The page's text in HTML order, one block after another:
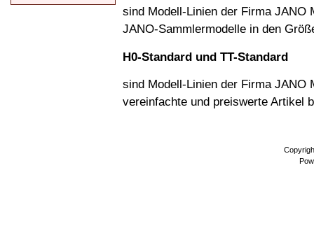
sind Modell-Linien der Firma JANO
JANO-Sammlermodelle in den
H0-Standard und TT-Standard
sind Modell-Linien der Firma JANO
vereinfachte und preiswerte Artikel